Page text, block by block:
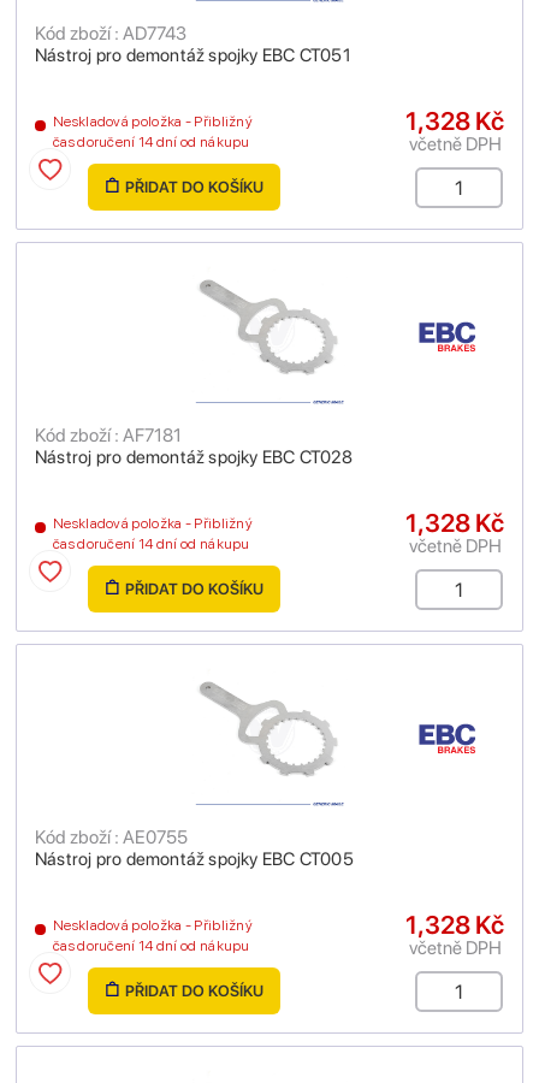
Nástroj pro demontáž spojky EBC CT051
Kód zboží : AD7743
Neskladová položka - Přibližný
čas doručení 14 dní od nákupu
1,328 Kč
včetně DPH
PŘIDAT DO KOŠÍKU
Nástroj pro demontáž spojky EBC CT028
Kód zboží : AF7181
Neskladová položka - Přibližný
čas doručení 14 dní od nákupu
1,328 Kč
včetně DPH
PŘIDAT DO KOŠÍKU
Nástroj pro demontáž spojky EBC CT005
Kód zboží : AE0755
Neskladová položka - Přibližný
čas doručení 14 dní od nákupu
1,328 Kč
včetně DPH
PŘIDAT DO KOŠÍKU